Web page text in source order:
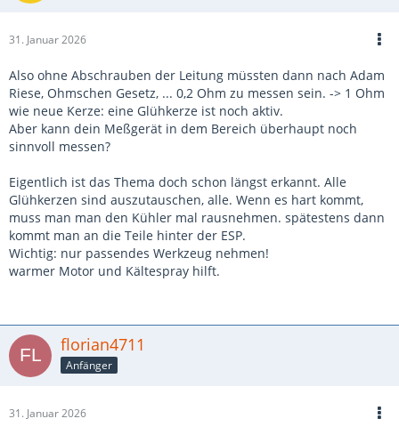
31. Januar 2026
Also ohne Abschrauben der Leitung müssten dann nach Adam
Riese, Ohmschen Gesetz, ... 0,2 Ohm zu messen sein. -> 1 Ohm
wie neue Kerze: eine Glühkerze ist noch aktiv.
Aber kann dein Meßgerät in dem Bereich überhaupt noch
sinnvoll messen?
Eigentlich ist das Thema doch schon längst erkannt. Alle
Glühkerzen sind auszutauschen, alle. Wenn es hart kommt,
muss man man den Kühler mal rausnehmen. spätestens dann
kommt man an die Teile hinter der ESP.
Wichtig: nur passendes Werkzeug nehmen!
warmer Motor und Kältespray hilft.
florian4711
Anfänger
31. Januar 2026